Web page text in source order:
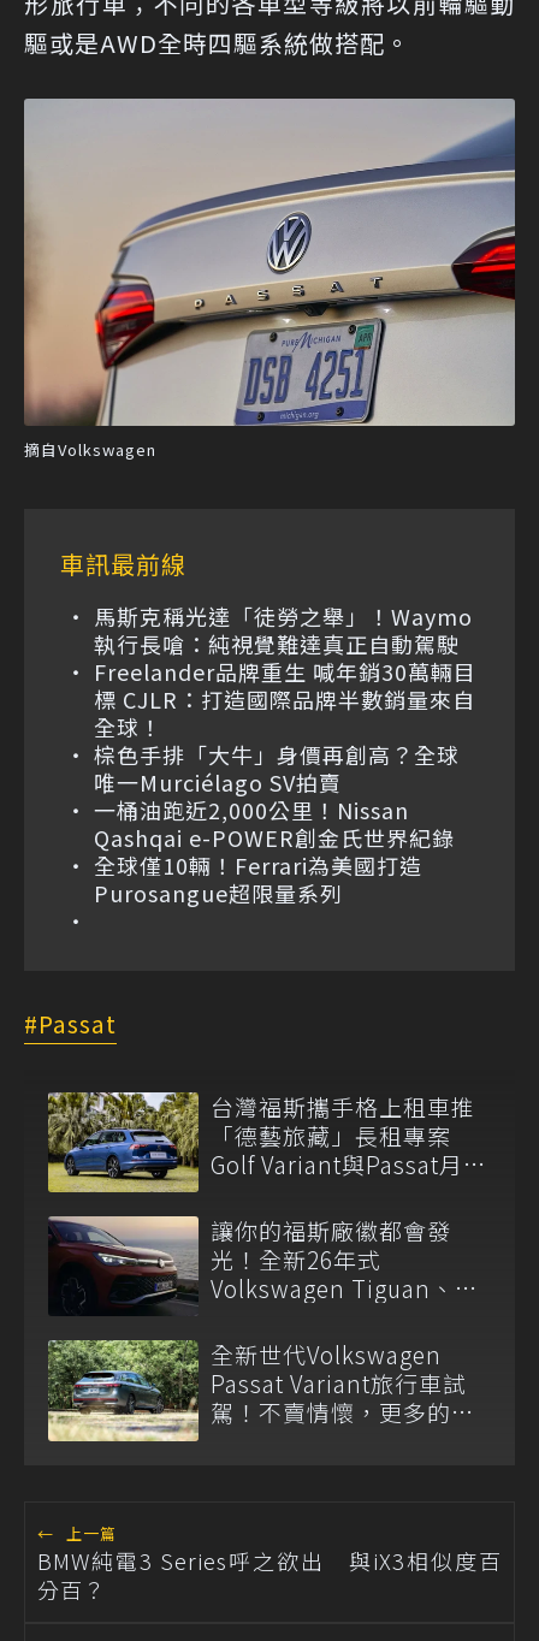
驅或是AWD全時四驅系統做搭配。
摘自Volkswagen
車訊最前線
馬斯克稱光達「徒勞之舉」！Waymo
執行長嗆：純視覺難達真正自動駕駛
Freelander品牌重生 喊年銷30萬輛目
標 CJLR：打造國際品牌半數銷量來自
全球！
棕色手排「大牛」身價再創高？全球
唯一Murciélago SV拍賣
一桶油跑近2,000公里！Nissan
Qashqai e-POWER創金氏世界紀錄
全球僅10輛！Ferrari為美國打造
Purosangue超限量系列
Passat
台灣福斯攜手格上租車推
「德藝旅藏」長租專案
Golf Variant與Passat月租
讓你的福斯廠徽都會發
光！全新26年式
Volkswagen Tiguan、
全新世代Volkswagen
Passat Variant旅行車試
駕！不賣情懷，更多的是
← 上一篇
BMW純電3 Series呼之欲出 與iX3相似度百
分百？